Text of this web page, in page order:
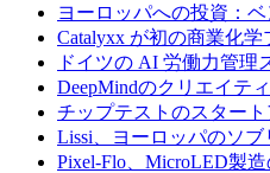
ヨーロッパへの投資：
Catalyxx が初の商業化
ドイツの AI 労働力管理
DeepMindのクリエイテ
チップテストのスタート
Lissi、ヨーロッパのソ
Pixel-Flo、MicroLED製